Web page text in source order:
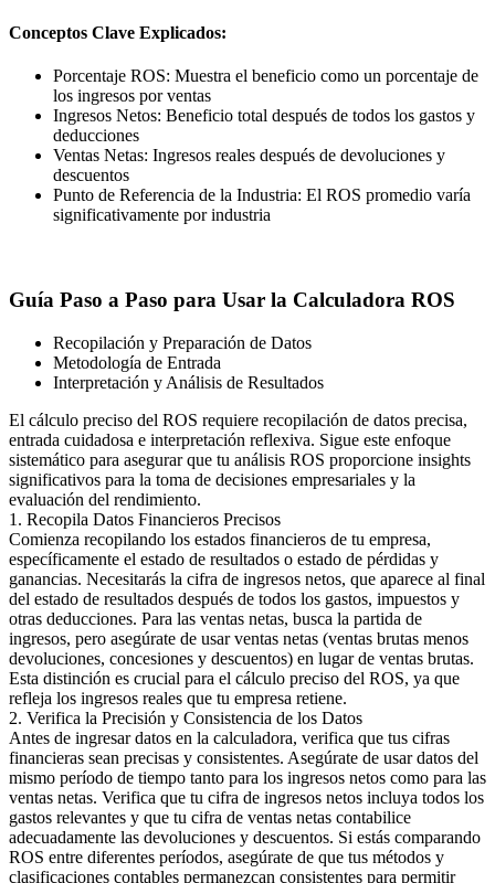
Conceptos Clave Explicados:
Porcentaje ROS: Muestra el beneficio como un porcentaje de
los ingresos por ventas
Ingresos Netos: Beneficio total después de todos los gastos y
deducciones
Ventas Netas: Ingresos reales después de devoluciones y
descuentos
Punto de Referencia de la Industria: El ROS promedio varía
significativamente por industria
Guía Paso a Paso para Usar la Calculadora ROS
Recopilación y Preparación de Datos
Metodología de Entrada
Interpretación y Análisis de Resultados
El cálculo preciso del ROS requiere recopilación de datos precisa,
entrada cuidadosa e interpretación reflexiva. Sigue este enfoque
sistemático para asegurar que tu análisis ROS proporcione insights
significativos para la toma de decisiones empresariales y la
evaluación del rendimiento.
1. Recopila Datos Financieros Precisos
Comienza recopilando los estados financieros de tu empresa,
específicamente el estado de resultados o estado de pérdidas y
ganancias. Necesitarás la cifra de ingresos netos, que aparece al final
del estado de resultados después de todos los gastos, impuestos y
otras deducciones. Para las ventas netas, busca la partida de
ingresos, pero asegúrate de usar ventas netas (ventas brutas menos
devoluciones, concesiones y descuentos) en lugar de ventas brutas.
Esta distinción es crucial para el cálculo preciso del ROS, ya que
refleja los ingresos reales que tu empresa retiene.
2. Verifica la Precisión y Consistencia de los Datos
Antes de ingresar datos en la calculadora, verifica que tus cifras
financieras sean precisas y consistentes. Asegúrate de usar datos del
mismo período de tiempo tanto para los ingresos netos como para las
ventas netas. Verifica que tu cifra de ingresos netos incluya todos los
gastos relevantes y que tu cifra de ventas netas contabilice
adecuadamente las devoluciones y descuentos. Si estás comparando
ROS entre diferentes períodos, asegúrate de que tus métodos y
clasificaciones contables permanezcan consistentes para permitir